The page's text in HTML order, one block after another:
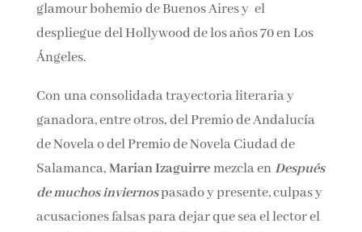
glamour bohemio de Buenos Aires y el
despliegue del Hollywood de los años 70 en Los
Ángeles.
Con una consolidada trayectoria literaria y
ganadora, entre otros, del Premio de Andalucía
de Novela o del Premio de Novela Ciudad de
Salamanca,Marian Izaguirremezcla enDespués
de muchos inviernospasado y presente, culpas y
acusaciones falsas para dejar que sea el lector el